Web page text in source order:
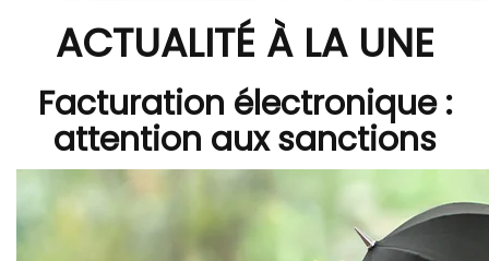
ACTUALITÉ À LA UNE
Facturation électronique :
attention aux sanctions